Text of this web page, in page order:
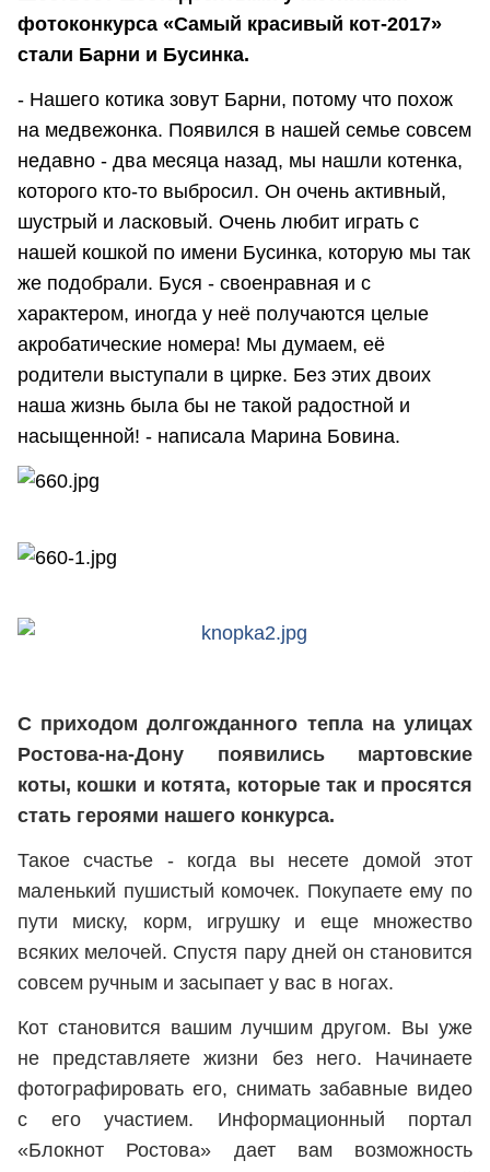
фотоконкурса «Самый красивый кот-2017»
стали Барни и Бусинка.
- Нашего котика зовут Барни, потому что похож
на медвежонка. Появился в нашей семье совсем
недавно - два месяца назад, мы нашли котенка,
которого кто-то выбросил. Он очень активный,
шустрый и ласковый. Очень любит играть с
нашей кошкой по имени Бусинка, которую мы так
же подобрали. Буся - своенравная и с
характером, иногда у неё получаются целые
акробатические номера! Мы думаем, её
родители выступали в цирке. Без этих двоих
наша жизнь была бы не такой радостной и
насыщенной! - написала Марина Бовина.
С приходом долгожданного тепла на улицах
Ростова-на-Дону появились мартовские
коты, кошки и котята, которые так и просятся
стать героями нашего конкурса.
Такое счастье - когда вы несете домой этот
маленький пушистый комочек. Покупаете ему по
пути миску, корм, игрушку и еще множество
всяких мелочей. Спустя пару дней он становится
совсем ручным и засыпает у вас в ногах.
Кот становится вашим лучшим другом. Вы уже
не представляете жизни без него. Начинаете
фотографировать его, снимать забавные видео
с его участием. Информационный портал
«Блокнот Ростова» дает вам возможность